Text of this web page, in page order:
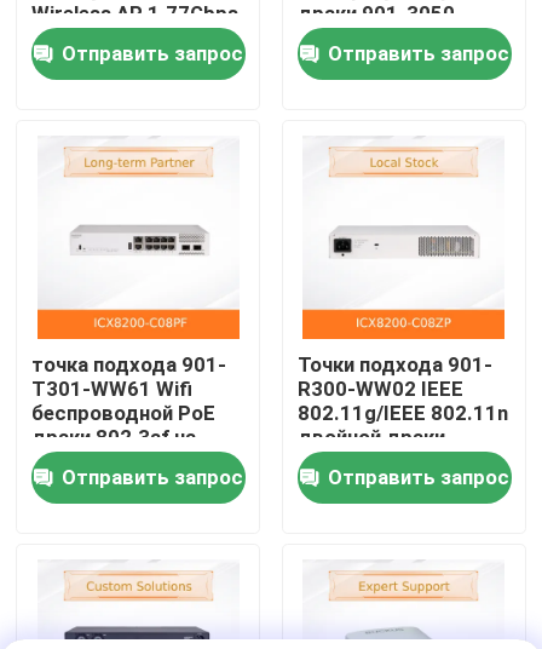
Продукты
О нас
Экскурсия по заводу
Контроль качества
Свяжитесь с нами
Новости
Случаи
Запросить расценки
Wireless AP 1.77Gbps
512+ Клиенты
Технология
BeamFlex+
Отправить запрос
драки 901-3050-
CN00 беспроводной
лицензировал для
до 50 APs
Отправить запрос
точка подхода 901-
T301-WW61 Wifi
беспроводной PoE
драки 802.3af на
открытом воздухе
Отправить запрос
Точки подхода 901-
R300-WW02 IEEE
802.11g/IEEE 802.11n
двойной драки
Zoneflex
беспроводные
Отправить запрос